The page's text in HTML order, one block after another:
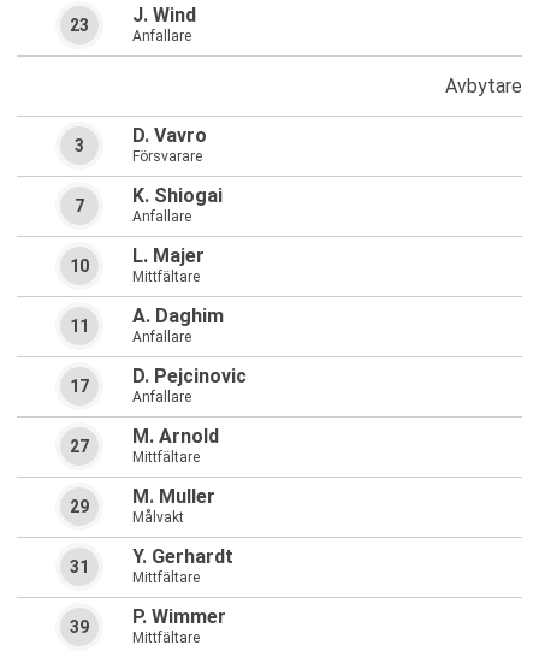
J. Wind
Anfallare
23
Avbytare
D. Vavro
Försvarare
3
K. Shiogai
Anfallare
7
L. Majer
Mittfältare
10
A. Daghim
Anfallare
11
D. Pejcinovic
Anfallare
17
M. Arnold
Mittfältare
27
M. Muller
Målvakt
29
Y. Gerhardt
Mittfältare
31
P. Wimmer
Mittfältare
39